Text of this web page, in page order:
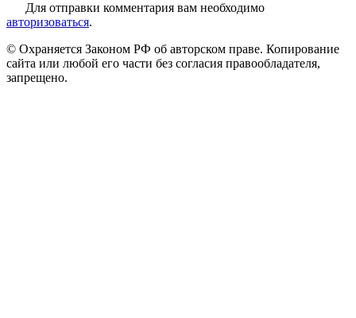
Для отправки комментария вам необходимо
авторизоваться.
© Охраняется Законом РФ об авторском праве. Копирование
сайта или любой его части без согласия правообладателя,
запрещено.